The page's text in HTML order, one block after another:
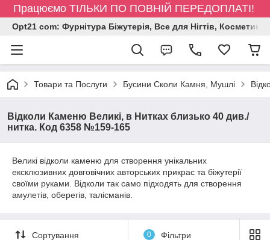
Працюємо ТІЛЬКИ ПО ПОВНІЙ ПЕРЕДОПЛАТІ!
Opt21 com: Фурнітура Біжутерія, Все для Нігтів, Косметика
Товари та Послуги Бусини Сколи Камня, Мушлі
Відколи Каменю Великі, в Нитках близько 40 див./
нитка. Код 6358 №159-165
Великі відколи каменю для створення унікальних
ексклюзивних довговічних авторських прикрас та біжутерії
своїми руками. Відколи так само підходять для створення
амулетів, оберегів, талісманів.
Сортування 0 Фільтри